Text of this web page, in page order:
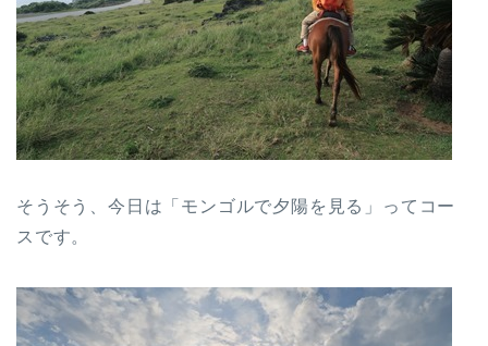
そうそう、今日は「モンゴルで夕陽を見る」ってコー
スです。